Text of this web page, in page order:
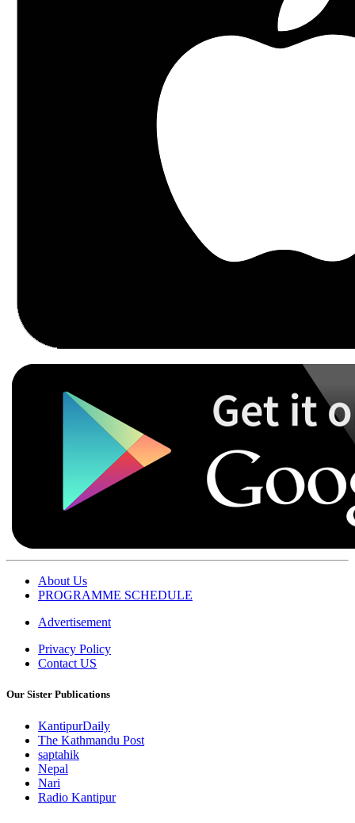
About Us
PROGRAMME SCHEDULE
Advertisement
Privacy Policy
Contact US
Our Sister Publications
KantipurDaily
The Kathmandu Post
saptahik
Nepal
Nari
Radio Kantipur